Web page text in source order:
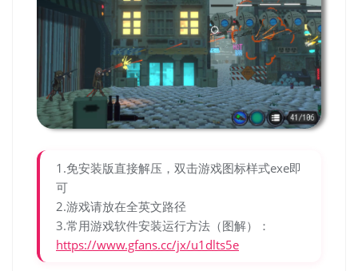
1.免安装版直接解压，双击游戏图标样式exe即
可
2.游戏请放在全英文路径
3.常用游戏软件安装运行方法（图解）：
https://www.gfans.cc/jx/u1dlts5e